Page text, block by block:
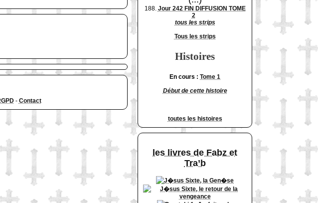
- Contact
188. Jour 242 FIN DIFFUSION TOME
2
tous les strips
Tous les strips
Histoires
En cours : Tome 1
Début de cette histoire
toutes les histoires
les livres de Fabz et
Tra’b